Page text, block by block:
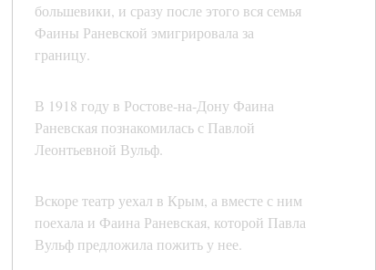
большевики, и сразу после этого вся семья
Фаины Раневской эмигрировала за
границу.
В 1918 году в Ростове-на-Дону Фаина
Раневская познакомилась с Павлой
Леонтьевной Вульф.
Вскоре театр уехал в Крым, а вместе с ним
поехала и Фаина Раневская, которой Павла
Вульф предложила пожить у нее.